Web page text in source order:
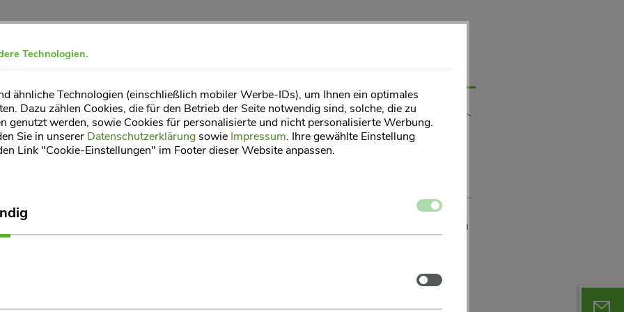
WISSENSCHAFT SERVICE(current) NEWS
und möchten über Hepacyn
berichten? Das freut uns sehr! Gerne stellen
Bildmaterial zusammen. Melden Sie sich einfach per E-Mail bei uns oder rufen
auf den Austausch mit Ihnen!
Technologien.
ähnliche Technologien (einschließlich mobiler Werbe-IDs), um Ihnen ein optimales
Dazu zählen Cookies, die für den Betrieb der Seite notwendig sind, solche, die zu
genutzt werden, sowie Cookies für personalisierte und nicht personalisierte Werbung.
Sie in unserer Datenschutzerklärungsowie Impressum. Ihre gewählte Einstellung
Link "Cookie-Einstellungen" im Footer dieser Website anpassen.
Zustimmen
Zustimmen